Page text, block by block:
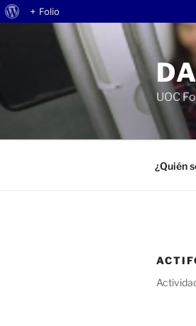
Acerca
WordPress
+ Folio
UOC
¿Quién